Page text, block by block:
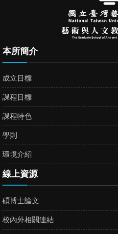
本所簡介
成立目標
課程目標
課程特色
學則
環境介紹
線上資源
碩博士論文
校內外相關連結